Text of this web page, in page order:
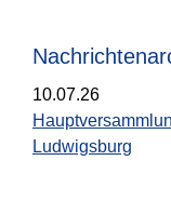
10.07.26
Ludwigsburg